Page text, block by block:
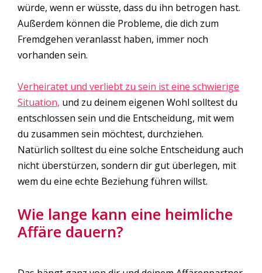
würde, wenn er wüsste, dass du ihn betrogen hast.
Außerdem können die Probleme, die dich zum
Fremdgehen veranlasst haben, immer noch
vorhanden sein.
Verheiratet und verliebt zu sein ist eine schwierige
Situation, und zu deinem eigenen Wohl solltest du
entschlossen sein und die Entscheidung, mit wem
du zusammen sein möchtest, durchziehen.
Natürlich solltest du eine solche Entscheidung auch
nicht überstürzen, sondern dir gut überlegen, mit
wem du eine echte Beziehung führen willst.
Wie lange kann eine heimliche
Affäre dauern?